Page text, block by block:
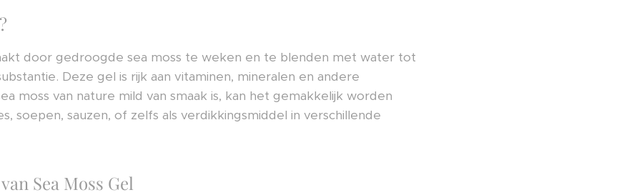
door gedroogde sea moss te weken en te blenden met water tot
Deze gel is rijk aan vitaminen, mineralen en andere
moss van nature mild van smaak is, kan het gemakkelijk worden
soepen, sauzen, of zelfs als verdikkingsmiddel in verschillende
Sea Moss Gel